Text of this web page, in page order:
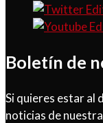
Boletín de
Si quieres estar al
noticias de